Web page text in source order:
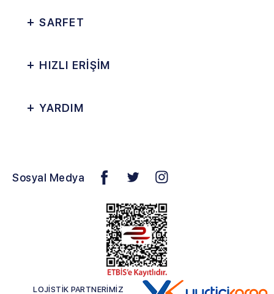
SARFET
HIZLI ERİŞİM
YARDIM
Sosyal Medya
LOJİSTİK PARTNERİMİZ